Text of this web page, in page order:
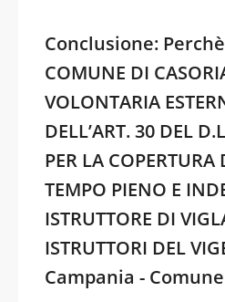
Conclusione:
COMUNE DI
VOLONTARIA
DELL’ART. 30 DEL
PER LA
TEMPO PIENO E
ISTRUTTORE DI
ISTRUTTORI DEL
Campania -